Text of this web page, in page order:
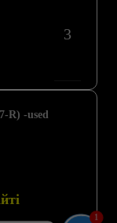
R) -used
3
1